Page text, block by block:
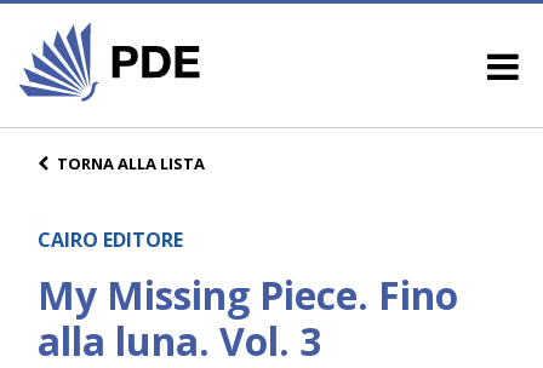
TORNA ALLA LISTA
CAIRO EDITORE
My Missing Piece. Fino
alla luna. Vol. 3